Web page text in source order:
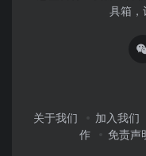
具箱，
关于我们 加入我们
作
免责声